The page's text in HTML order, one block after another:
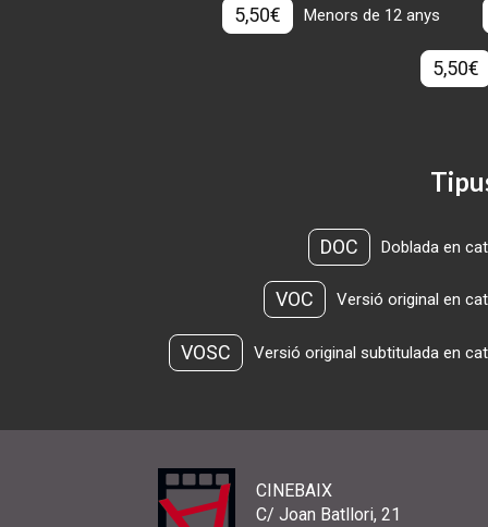
5,50€ Menors de 12 anys
5,50€
DOC Doblada en
VOC Versió original en
VOSC Versió original subtitulada en
CINEBAIX
C/ Joan Batllori, 21